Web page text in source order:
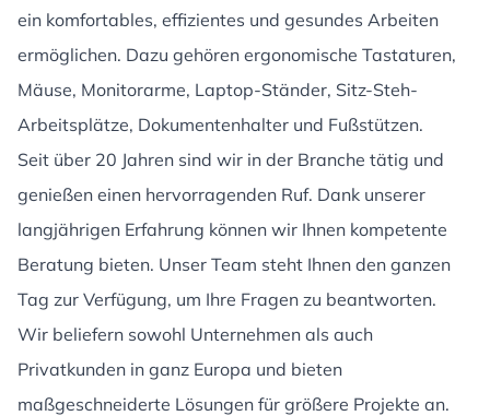
ein komfortables, effizientes und gesundes Arbeiten
ermöglichen. Dazu gehören ergonomische Tastaturen,
Mäuse, Monitorarme, Laptop-Ständer, Sitz-Steh-
Arbeitsplätze, Dokumentenhalter und Fußstützen.
Seit über 20 Jahren sind wir in der Branche tätig und
genießen einen hervorragenden Ruf. Dank unserer
langjährigen Erfahrung können wir Ihnen kompetente
Beratung bieten. Unser Team steht Ihnen den ganzen
Tag zur Verfügung, um Ihre Fragen zu beantworten.
Wir beliefern sowohl Unternehmen als auch
Privatkunden in ganz Europa und bieten
maßgeschneiderte Lösungen für größere Projekte an.